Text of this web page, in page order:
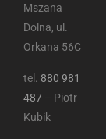
Mszana
Dolna, ul.
Orkana 56C
tel. 880 981
487 – Piotr
Kubik